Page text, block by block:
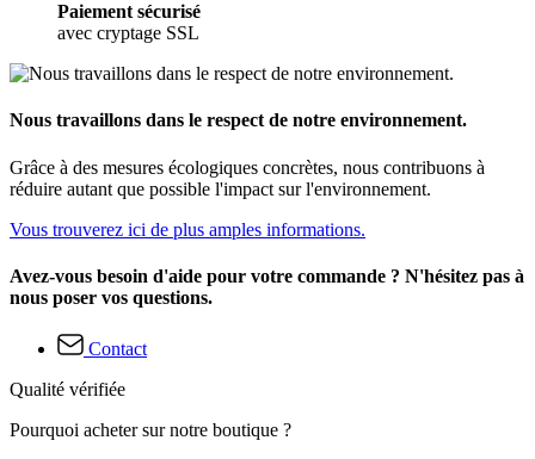
Paiement sécurisé
avec cryptage SSL
Nous travaillons dans le respect de notre environnement.
Grâce à des mesures écologiques concrètes, nous contribuons à
réduire autant que possible l'impact sur l'environnement.
Vous trouverez ici de plus amples informations.
Avez-vous besoin d'aide pour votre commande ? N'hésitez pas à
nous poser vos questions.
Contact
Qualité vérifiée
Pourquoi acheter sur notre boutique ?